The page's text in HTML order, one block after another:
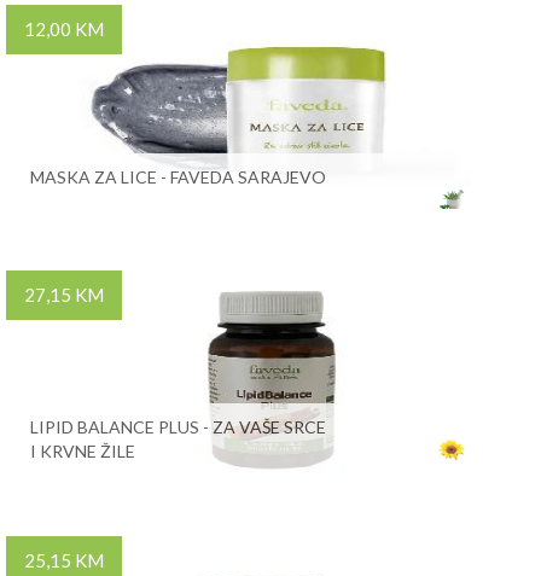
12,00 KM
MASKA ZA LICE - FAVEDA SARAJEVO
27,15 KM
LIPID BALANCE PLUS - ZA VAŠE SRCE
I KRVNE ŽILE
25,15 KM